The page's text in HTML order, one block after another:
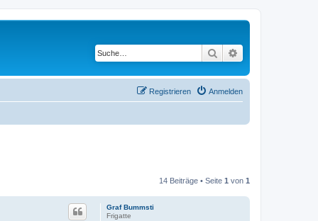
Suche
Anmelden
Registrieren
14 Beiträge • Seite 1 von 1
Graf Bummsti
Frigatte